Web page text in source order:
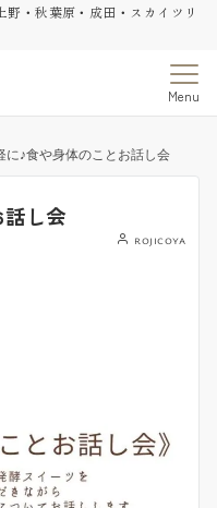
・秋葉原・成田・スカイツリ
Menu
に♪食や身体のことお話し会
し会
rojicoya